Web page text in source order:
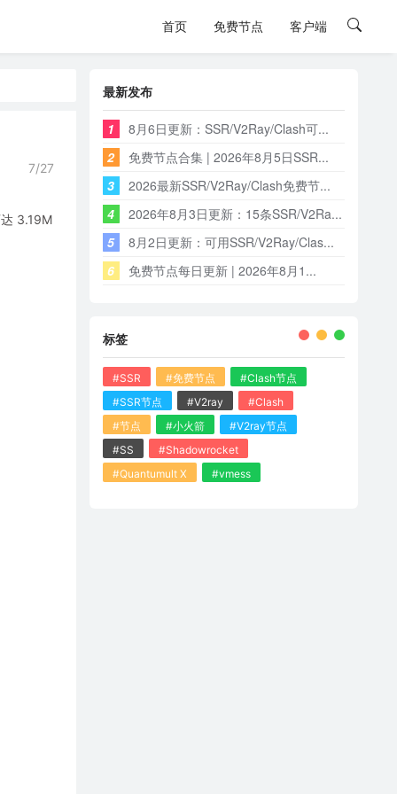
首页 免费节点 客户端
7/27
3.19M
最新发布
1
8月6日更新：SSR/V2Ray/Clash可...
2
免费节点合集 | 2026年8月5日SSR...
3
2026最新SSR/V2Ray/Clash免费节...
4
2026年8月3日更新：15条SSR/V2Ra...
5
8月2日更新：可用SSR/V2Ray/Clas...
6
免费节点每日更新 | 2026年8月1...
标签
#SSR #免费节点
#Clash节点
#SSR节点
#V2ray
#Clash
#节点
#小火箭
#V2ray节点
#SS
#Shadowrocket
#Quantumult X
#vmess